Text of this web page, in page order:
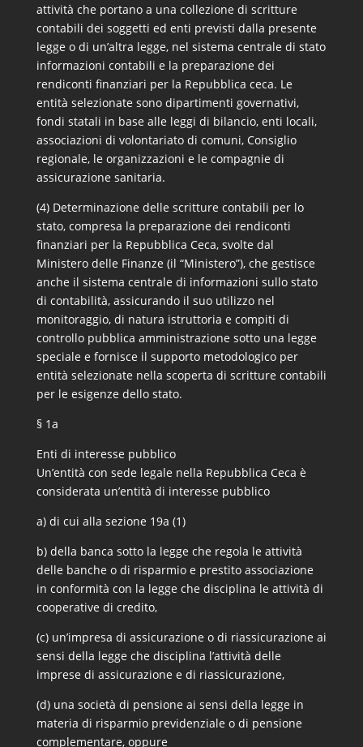
attività che portano a una collezione di scritture
contabili dei soggetti ed enti previsti dalla presente
legge o di un’altra legge, nel sistema centrale di stato
informazioni contabili e la preparazione dei
rendiconti finanziari per la Repubblica ceca. Le
entità selezionate sono dipartimenti governativi,
fondi statali in base alle leggi di bilancio, enti locali,
associazioni di volontariato di comuni, Consiglio
regionale, le organizzazioni e le compagnie di
assicurazione sanitaria.
(4) Determinazione delle scritture contabili per lo
stato, compresa la preparazione dei rendiconti
finanziari per la Repubblica Ceca, svolte dal
Ministero delle Finanze (il “Ministero”), che gestisce
anche il sistema centrale di informazioni sullo stato
di contabilità, assicurando il suo utilizzo nel
monitoraggio, di natura istruttoria e compiti di
controllo pubblica amministrazione sotto una legge
speciale e fornisce il supporto metodologico per
entità selezionate nella scoperta di scritture contabili
per le esigenze dello stato.
§ 1a
Enti di interesse pubblico
Un’entità con sede legale nella Repubblica Ceca è
considerata un’entità di interesse pubblico
a) di cui alla sezione 19a (1)
b) della banca sotto la legge che regola le attività
delle banche o di risparmio e prestito associazione
in conformità con la legge che disciplina le attività di
cooperative di credito,
(c) un’impresa di assicurazione o di riassicurazione ai
sensi della legge che disciplina l’attività delle
imprese di assicurazione e di riassicurazione,
(d) una società di pensione ai sensi della legge in
materia di risparmio previdenziale o di pensione
complementare, oppure